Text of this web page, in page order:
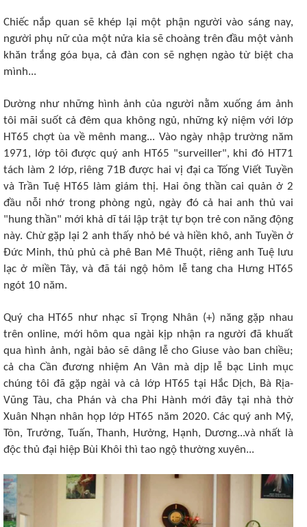
Chiếc nắp quan sẽ khép lại một phận người vào sáng nay,
người phụ nữ của một nửa kia sẽ choàng trên đầu một vành
khăn trắng góa bụa, cả đàn con sẽ nghẹn ngào từ biệt cha
mình...
Dường như những hình ảnh của người nằm xuống ám ảnh
tôi mãi suốt cả đêm qua không ngủ, những kỷ niệm với lớp
HT65 chợt ùa về mênh mang... Vào ngày nhập trường năm
1971, lớp tôi được quý anh HT65 "surveiller", khi đó HT71
tách làm 2 lớp, riêng 71B được hai vị đại ca Tống Viết Tuyền
và Trần Tuệ HT65 làm giám thị. Hai ông thần cai quản ở 2
đầu nỗi nhớ trong phòng ngủ, ngày đó cả hai anh thủ vai
"hung thần" mới khả dĩ tái lập trật tự bọn trẻ con năng động
này. Chừ gặp lại 2 anh thấy nhỏ bé và hiền khô, anh Tuyền ở
Đức Minh, thủ phủ cà phê Ban Mê Thuột, riêng anh Tuệ lưu
lạc ở miền Tây, và đã tái ngộ hôm lễ tang cha Hưng HT65
ngót 10 năm.
Quý cha HT65 như nhạc sĩ Trọng Nhân (+) năng gặp nhau
trên online, mới hôm qua ngài kịp nhận ra người đã khuất
qua hình ảnh, ngài bảo sẽ dâng lễ cho Giuse vào ban chiều;
cả cha Cần đương nhiệm An Vân mà dịp lễ bạc Linh mục
chúng tôi đã gặp ngài và cả lớp HT65 tại Hắc Dịch, Bà Rịa-
Vũng Tàu, cha Phán và cha Phi Hành mới đây tại nhà thờ
Xuân Nhạn nhân họp lớp HT65 năm 2020. Các quý anh Mỹ,
Tôn, Trưởng, Tuấn, Thanh, Hưởng, Hạnh, Dương...và nhất là
độc thủ đại hiệp Bùi Khôi thì tao ngộ thường xuyên...